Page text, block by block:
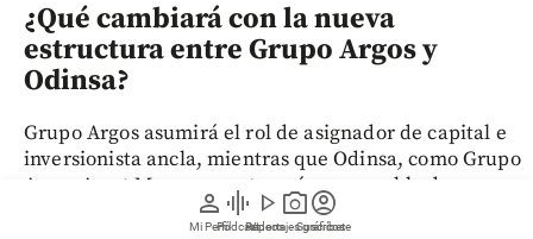
person
Mi Perfil
graphic_eq
Pódcast
play_arrow
Videos
photo_camera
Reportajes gráficos
account_circle
Suscríbete
¿Qué cambiará con la nueva
estructura entre Grupo Argos y
Odinsa?
Grupo Argos asumirá el rol de asignador de capital e
inversionista ancla, mientras que Odinsa, como Grupo
Argos Asset Management, será responsable de
gestionar los activos de infraestructura, captar